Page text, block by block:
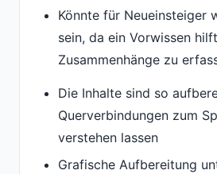
Könnte für Neueinsteiger
sein, da ein Vorwissen
Zusammenhänge zu
Die Inhalte sind so
Querverbindungen zum
verstehen lassen
Grafische Aufbereitung